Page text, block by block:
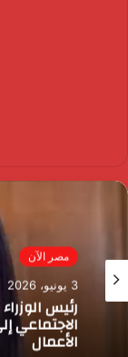
مصر الآن
3 يونيو، 2026
رئيس
الاجتماعي
الأعمال